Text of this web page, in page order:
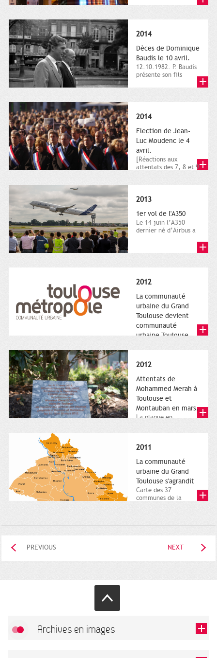
2014
Dèces de Dominique
Baudis le 10 avril.
12.10.1982. P. Baudis
présente son fils
2014
Election de Jean-
Luc Moudenc le 4
avril.
[Réactions aux
attentats des 7, 8 et 9
2013
1er vol de l'A350
Le 14 juin l’A350
dernier né d’Airbus a
2012
La communauté
urbaine du Grand
Toulouse devient
communauté
urbaine Toulouse
Métropole,
représentant l'anneau
de Moëbius.
2012
Attentats de
Mohammed Merah à
Toulouse et
Montauban en mars.
La plaque en
Charles-de-Gaulle.
2011
La communauté
urbaine du Grand
Toulouse s'agrandit
Carte des 37
communes de la
PREVIOUS NEXT
Archives en images